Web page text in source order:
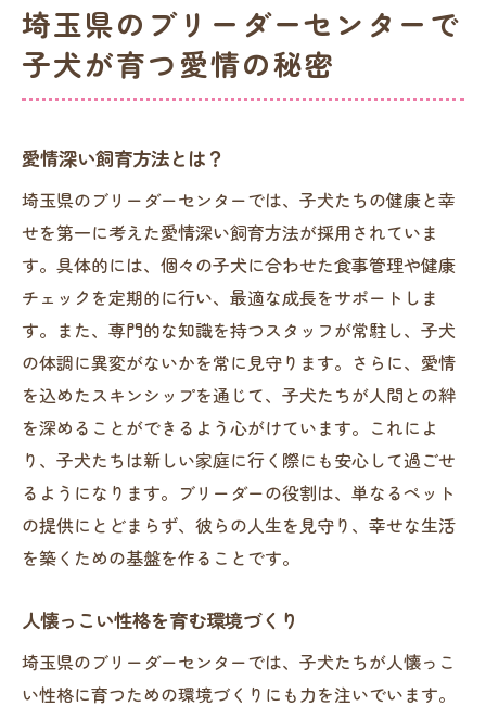
ブリーダーセンターの役割と責任
ブリーダーセンターの子犬が健康に育つための
専門的ケア
適切な運動と遊びの重要性
ストレスを軽減する環境作り
社会性を養うためのトレーニング
健康を維持するための予防接種
埼玉県のブリーダーが提供するユニークな成長
観察体験
成長過程を見守ることの意義
見学会の参加方法と内容
子犬の成長を写真で記録
ブリーダーとの交流を通じた学び
未来の飼い主へのアドバイス
人懐っこさを育む埼玉県のブリーダーセンター
の魅力
埼玉県のブリーダーセンターで
子犬が育つ愛情の秘密
愛情深い飼育方法とは？
埼玉県のブリーダーセンターでは、子犬たちの健康と幸
せを第一に考えた愛情深い飼育方法が採用されていま
す。具体的には、個々の子犬に合わせた食事管理や健康
チェックを定期的に行い、最適な成長をサポートしま
す。また、専門的な知識を持つスタッフが常駐し、子犬
の体調に異変がないかを常に見守ります。さらに、愛情
を込めたスキンシップを通じて、子犬たちが人間との絆
を深めることができるよう心がけています。これによ
り、子犬たちは新しい家庭に行く際にも安心して過ごせ
るようになります。ブリーダーの役割は、単なるペット
の提供にとどまらず、彼らの人生を見守り、幸せな生活
を築くための基盤を作ることです。
人懐っこい性格を育む環境づくり
埼玉県のブリーダーセンターでは、子犬たちが人懐っこ
い性格に育つための環境づくりにも力を注いでいます。